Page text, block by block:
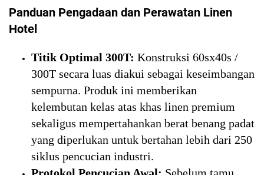
Panduan Pengadaan dan Perawatan Linen
Hotel
Titik Optimal 300T: Konstruksi 60sx40s /
300T secara luas diakui sebagai keseimbangan
sempurna. Produk ini memberikan
kelembutan kelas atas khas linen premium
sekaligus mempertahankan berat benang padat
yang diperlukan untuk bertahan lebih dari 250
siklus pencucian industri.